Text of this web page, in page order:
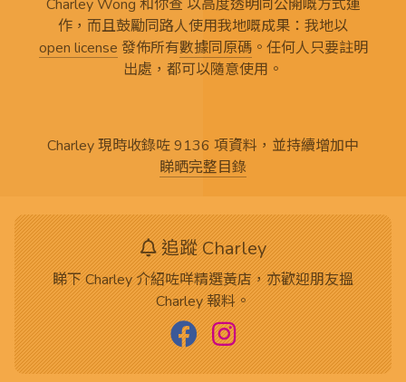
Charley Wong 和你查 以高度透明同公開嘅方式運
作，而且鼓勵同路人使用我地嘅成果：我地以
open license 發佈所有數據同原碼。任何人只要註明
出處，都可以隨意使用。
Charley 現時收錄咗 9136 項資料，並持續增加中
睇晒完整目錄
追蹤 Charley
睇下 Charley 介紹咗咩精選黃店，亦歡迎朋友搵
Charley 報料。